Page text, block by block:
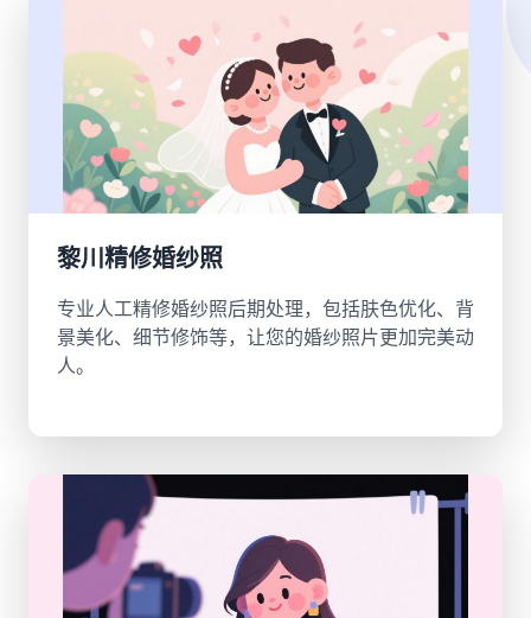
黎川精修婚纱照
专业人工精修婚纱照后期处理，包括肤色优化、背
景美化、细节修饰等，让您的婚纱照片更加完美动
人。